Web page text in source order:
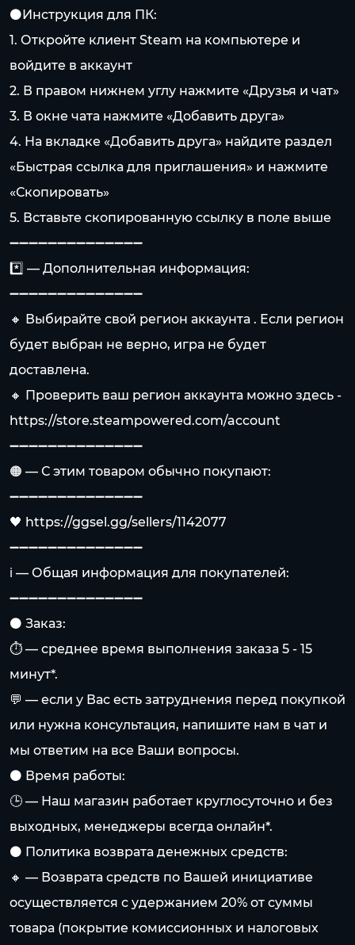
⚫️Инструкция для ПК:
1. Откройте клиент Steam на компьютере и
войдите в аккаунт
2. В правом нижнем углу нажмите «Друзья и чат»
3. В окне чата нажмите «Добавить друга»
4. На вкладке «Добавить друга» найдите раздел
«Быстрая ссылка для приглашения» и нажмите
«Скопировать»
5. Вставьте скопированную ссылку в поле выше
➖➖➖➖➖➖➖➖➖➖➖➖➖➖
*️⃣ — Дополнительная информация:
➖➖➖➖➖➖➖➖➖➖➖➖➖➖
🔸 Выбирайте свой регион аккаунта . Если регион
будет выбран не верно, игра не будет
доставлена.
🔸 Проверить ваш регион аккаунта можно здесь -
https://store.steampowered.com/account
➖➖➖➖➖➖➖➖➖➖➖➖➖➖
🟠 — С этим товаром обычно покупают:
➖➖➖➖➖➖➖➖➖➖➖➖➖➖
🖤 https://ggsel.gg/sellers/1142077
➖➖➖➖➖➖➖➖➖➖➖➖➖➖
ℹ️ — Общая информация для покупателей:
➖➖➖➖➖➖➖➖➖➖➖➖➖➖
⚫️ Заказ:
⏱️ — среднее время выполнения заказа 5 - 15
минут*.
💬 — если у Вас есть затруднения перед покупкой
или нужна консультация, напишите нам в чат и
мы ответим на все Ваши вопросы.
⚫️ Время работы:
🕒 — Наш магазин работает круглосуточно и без
выходных, менеджеры всегда онлайн*.
⚫️ Политика возврата денежных средств:
🔸 — Возврата средств по Вашей инициативе
осуществляется с удержанием 20% от суммы
товара (покрытие комиссионных и налоговых